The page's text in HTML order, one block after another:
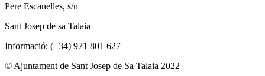
Pere Escanelles, s/n
Sant Josep de sa Talaia
Informació: (+34) 971 801 627
© Ajuntament de Sant Josep de Sa Talaia 2022